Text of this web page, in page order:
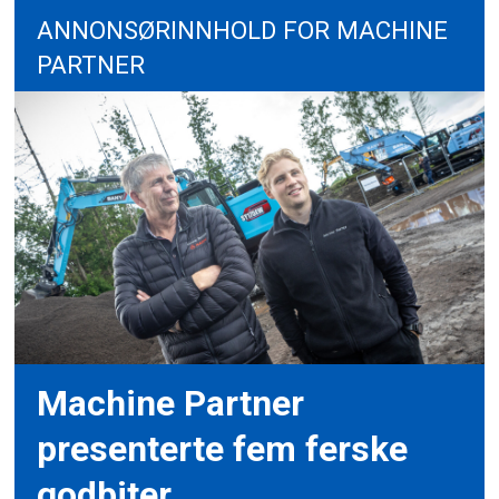
ANNONSØRINNHOLD FOR MACHINE
PARTNER
Machine Partner
presenterte fem ferske